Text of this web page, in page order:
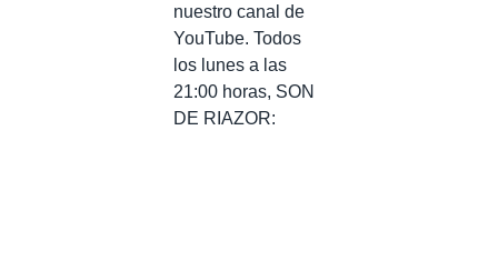
nuestro canal de
YouTube. Todos
los lunes a las
21:00 horas, SON
DE RIAZOR: